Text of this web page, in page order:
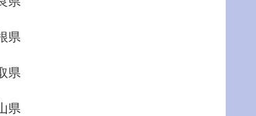
県
県
県